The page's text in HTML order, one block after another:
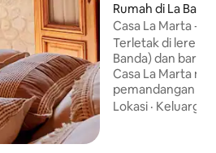
Rumah di La
Casa La Marta -
Terletak di lereng
Banda) dan baru-
Casa La Marta
pemandangan
unik dengan
Lokasi · Keluarga